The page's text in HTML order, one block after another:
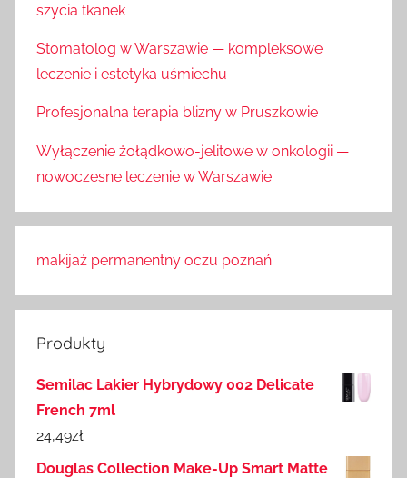
szycia tkanek
Stomatolog w Warszawie — kompleksowe
leczenie i estetyka uśmiechu
Profesjonalna terapia blizny w Pruszkowie
Wyłączenie żołądkowo-jelitowe w onkologii —
nowoczesne leczenie w Warszawie
makijaż permanentny oczu poznań
Produkty
Semilac Lakier Hybrydowy 002 Delicate
French 7ml
24,49zł
Douglas Collection Make-Up Smart Matte